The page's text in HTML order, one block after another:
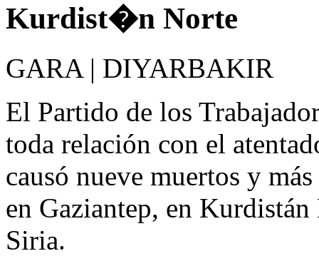
Kurdist�n Norte
GARA | DIYARBAKIR
El Partido de los
toda relación con el
causó nueve muertos y
en Gaziantep, en
Siria.